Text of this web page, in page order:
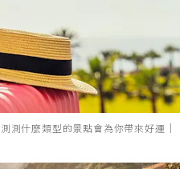
測什麼類型的景點會為你帶來好運｜